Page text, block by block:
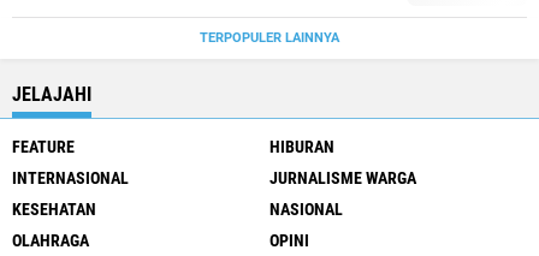
TERPOPULER LAINNYA
JELAJAHI
FEATURE
HIBURAN
INTERNASIONAL
JURNALISME WARGA
KESEHATAN
NASIONAL
OLAHRAGA
OPINI